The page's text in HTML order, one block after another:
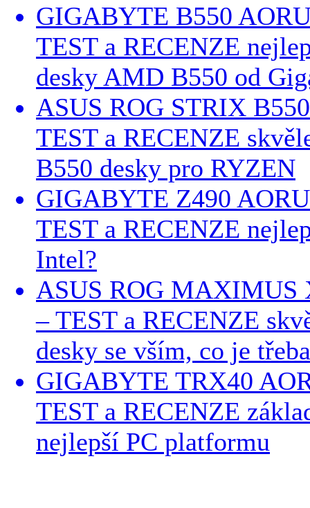
GIGABYTE B550
TEST a RECENZE
desky AMD B550 od
ASUS ROG STRIX
TEST a RECENZE
B550 desky pro RYZEN
GIGABYTE Z490
TEST a RECENZE
Intel?
ASUS ROG MAXIMUS
– TEST a RECENZE
desky se vším, co je
GIGABYTE TRX40
TEST a RECENZE
nejlepší PC platformu